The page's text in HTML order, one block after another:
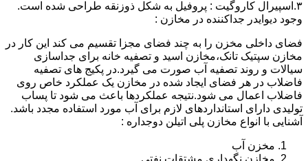
۳.اسپیرال کاروگیت : پروفیل به شکل ذوزنقه طراحی شده است.
وجود دیوایدر جداکننده در مخازن :
فضای داخلی مخزن را به چند فضای مجزا تقسیم می کند این کار در
مخازن سپتیک تانک،مخازن اسید و تصفیه خانه برای جداسازی
سیالات و روند تصفیه آب صورت می گیرد.در پکیج های تصفیه
فاضلاب در هر فضای ایجاد شده در مخازن یک عملکرد خاص روی
فاضلاب اعمال می شود.نتیجه عملکردها باعث می شود تا پساب
تولیدی دارای استانداردهای لازم برای آب مورد استفاده مجدد باشد.
آشنایی با انواع مخازن پلی اتیلن دوجداره :
مخزن آب
مخازن نگهداری مشتقات نفتی